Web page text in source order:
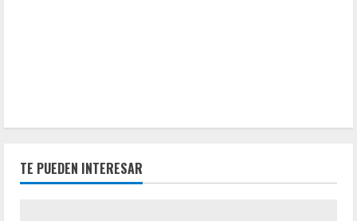
TE PUEDEN INTERESAR